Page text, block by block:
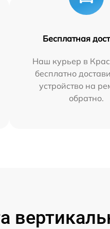
Бесплатная
Наш курьер в
бесплатно
устройство на
обратно.